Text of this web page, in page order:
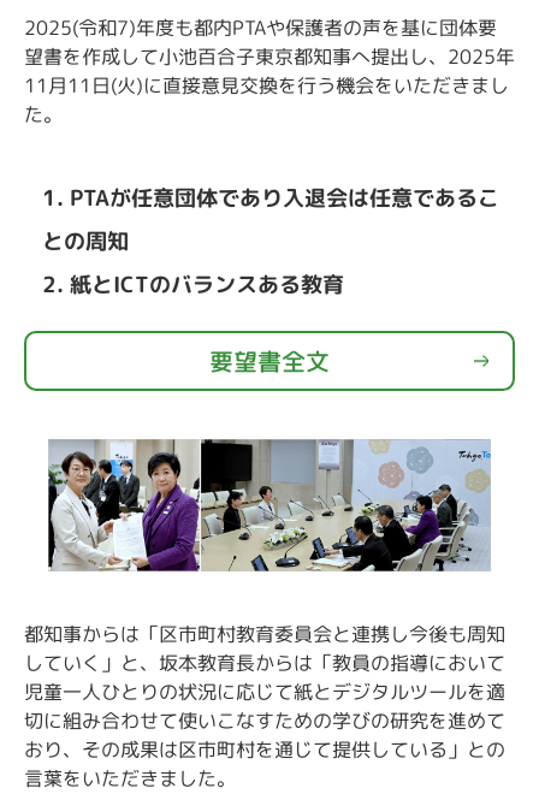
活動事例
PTA向けサービス紹介
運営ガイド
イベント
広告掲載について
2025(令和7)年度も都内PTAや保護者の声を基に団体要
望書を作成して小池百合子東京都知事へ提出し、2025年
11月11日(火)に直接意見交換を行う機会をいただきまし
た。
1. PTAが任意団体であり入退会は任意であるこ
との周知
2. 紙とICTのバランスある教育
要望書全文
都知事からは「区市町村教育委員会と連携し今後も周知
していく」と、坂本教育長からは「教員の指導において
児童一人ひとりの状況に応じて紙とデジタルツールを適
切に組み合わせて使いこなすための学びの研究を進めて
おり、その成果は区市町村を通じて提供している」との
言葉をいただきました。